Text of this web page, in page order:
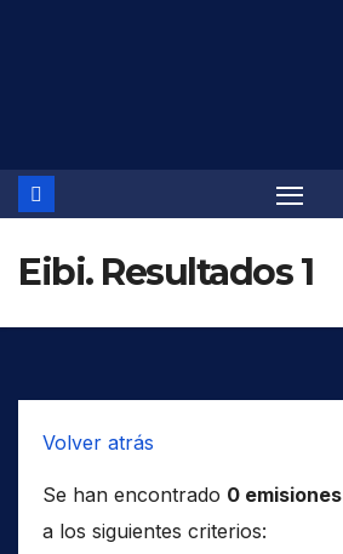
Eibi. Resultados 1
Volver atrás
Se han encontrado 0 emisiones
a los siguientes criterios: